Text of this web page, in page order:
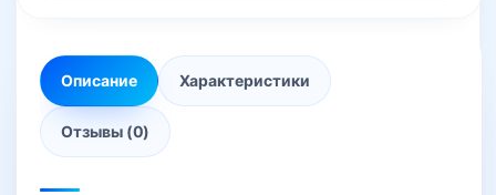
Описание Характеристики
Отзывы (0)